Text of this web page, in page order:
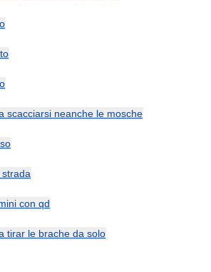
scacciarsi neanche le mosche
con qd
tirar le brache da solo